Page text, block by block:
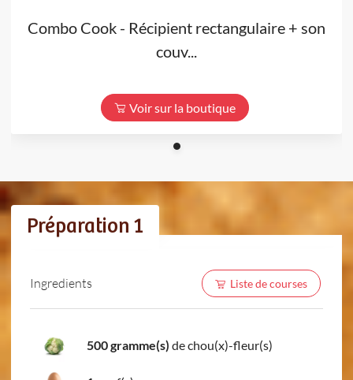
Combo Cook - Récipient rectangulaire + son
couv...
Voir sur la boutique
Préparation 1
Ingredients Liste de courses
500 gramme(s) de chou(x)-fleur(s)